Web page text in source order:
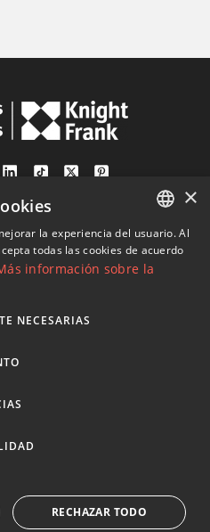
del Castillo 4
Office 3
Marbella
mapa
765 138
Morales Properties Knight
de uso del sitio web· Diseño
Networks
ENGLISH
SPANISH
×
la experiencia del usuario. Al
todas las cookies de acuerdo
información sobre la
NECESARIAS
RECHAZAR TODO